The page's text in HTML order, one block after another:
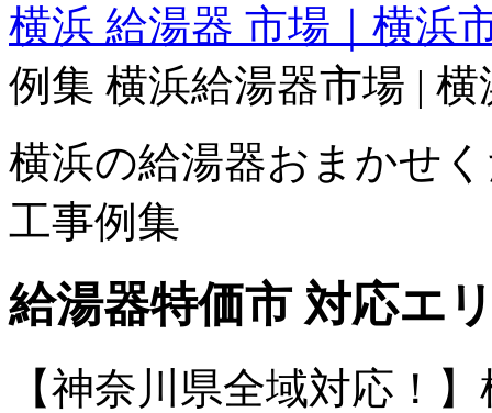
横浜 給湯器 市場｜横浜
例集 横浜給湯器市場 | 横
横浜の給湯器おまかせ
工事例集
給湯器特価市 対応エ
【神奈川県全域対応！